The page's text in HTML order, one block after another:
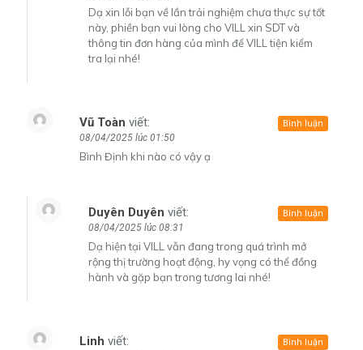
Dạ xin lỗi bạn về lần trải nghiệm chưa thực sự tốt
này, phiền bạn vui lòng cho VILL xin SDT và
thông tin đơn hàng của mình để VILL tiện kiểm
tra lại nhé!
Vũ Toàn viết:
08/04/2025 lúc 01:50
Bình Định khi nào có vậy ạ
Bình luận
Duyên Duyên viết:
08/04/2025 lúc 08:31
Dạ hiện tại VILL vẫn đang trong quá trình mở
rộng thị trường hoạt động, hy vọng có thể đồng
hành và gặp bạn trong tương lai nhé!
Bình luận
Linh viết: Bình luận